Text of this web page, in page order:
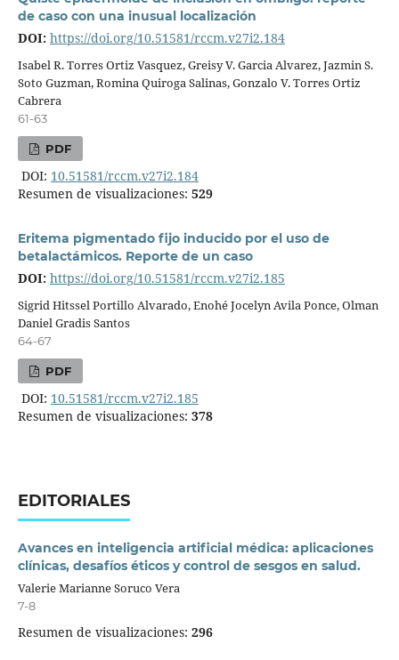
de caso con una inusual localización
DOI: https://doi.org/10.51581/rccm.v27i2.184
Isabel R. Torres Ortiz Vasquez, Greisy V. Garcia Alvarez, Jazmin S.
Soto Guzman, Romina Quiroga Salinas, Gonzalo V. Torres Ortiz
Cabrera
61-63
PDF
DOI: 10.51581/rccm.v27i2.184
Resumen de visualizaciones: 529
Eritema pigmentado fijo inducido por el uso de
betalactámicos. Reporte de un caso
DOI: https://doi.org/10.51581/rccm.v27i2.185
Sigrid Hitssel Portillo Alvarado, Enohé Jocelyn Avila Ponce, Olman
Daniel Gradis Santos
64-67
PDF
DOI: 10.51581/rccm.v27i2.185
Resumen de visualizaciones: 378
EDITORIALES
Avances en inteligencia artificial médica: aplicaciones
clínicas, desafíos éticos y control de sesgos en salud.
Valerie Marianne Soruco Vera
7-8
Resumen de visualizaciones: 296